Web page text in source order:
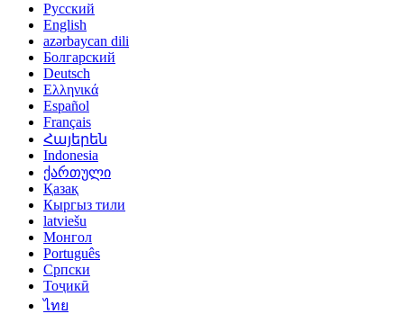
Русский
English
azərbaycan dili
Болгарский
Deutsch
Ελληνικά
Español
Français
Հայերեն
Indonesia
ქართული
Қазақ
Кыргыз тили
latviešu
Монгол
Português
Српски
Тоҷикӣ
ไทย